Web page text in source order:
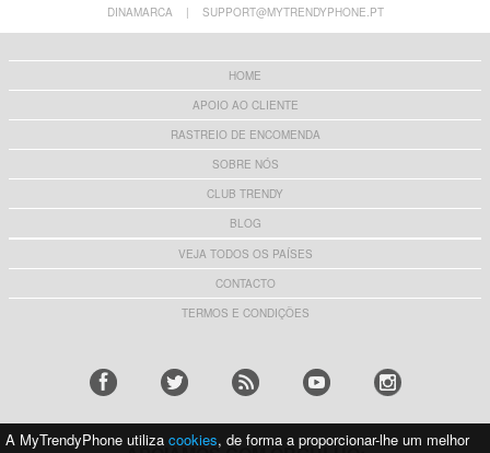
DINAMARCA
| SUPPORT@MYTRENDYPHONE.PT
HOME
APOIO AO CLIENTE
RASTREIO DE ENCOMENDA
SOBRE NÓS
CLUB TRENDY
BLOG
VEJA TODOS OS PAÍSES
CONTACTO
TERMOS E CONDIÇÕES
A MyTrendyPhone utiliza cookies, de forma a proporcionar-lhe um melhor